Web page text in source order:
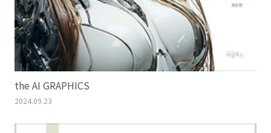
the AI GRAPHICS
2024.09.23